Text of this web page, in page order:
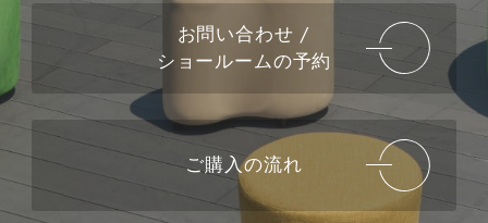
お問い合わせ /
ショールームの予約
ご購入の流れ